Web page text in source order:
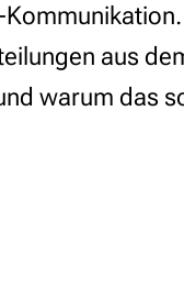
aus
warum das